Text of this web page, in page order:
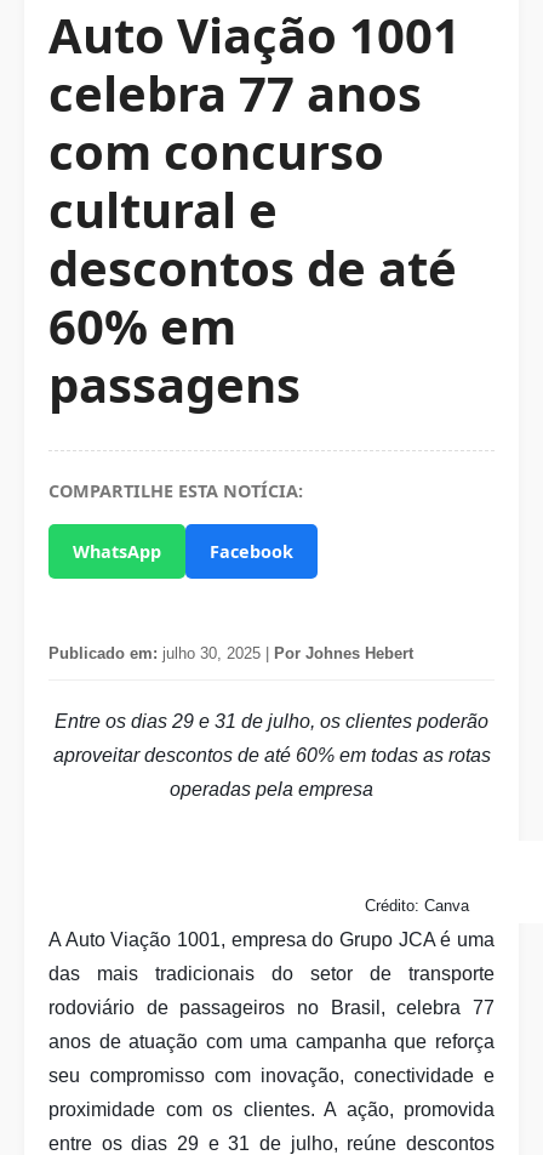
Auto Viação 1001
celebra 77 anos
com concurso
cultural e
descontos de até
60% em
passagens
COMPARTILHE ESTA NOTÍCIA:
WhatsApp Facebook
Publicado em: julho 30, 2025 | Por Johnes Hebert
Entre os dias 29 e 31 de julho, os clientes poderão
aproveitar descontos de até 60% em todas as rotas
operadas pela empresa
Crédito: Canva
A Auto Viação 1001, empresa do Grupo JCA é uma
das mais tradicionais do setor de transporte
rodoviário de passageiros no Brasil, celebra 77
anos de atuação com uma campanha que reforça
seu compromisso com inovação, conectividade e
proximidade com os clientes. A ação, promovida
entre os dias 29 e 31 de julho, reúne descontos